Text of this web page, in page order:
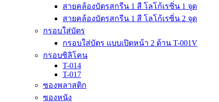
สายคล้องบัตรสกรีน 1 สี โลโก้เรซิ่น 1 จุด
สายคล้องบัตรสกรีน 1 สี โลโก้เรซิ่น 2 จุด
กรอบใส่บัตร
กรอบใส่บัตร แบบเปิดหน้า 2 ด้าน T-001V
กรอบซิลิโคน
T-014
T-017
ซองพลาสติก
ซองหนัง